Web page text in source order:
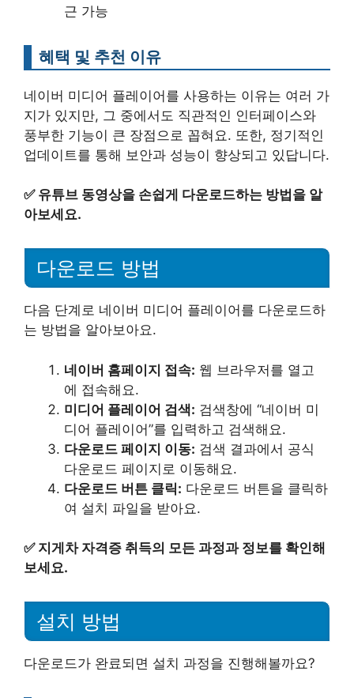
근 가능
혜택 및 추천 이유
네이버 미디어 플레이어를 사용하는 이유는 여러 가
지가 있지만, 그 중에서도 직관적인 인터페이스와
풍부한 기능이 큰 장점으로 꼽혀요. 또한, 정기적인
업데이트를 통해 보안과 성능이 향상되고 있답니다.
✅ 유튜브 동영상을 손쉽게 다운로드하는 방법을 알
아보세요.
다운로드 방법
다음 단계로 네이버 미디어 플레이어를 다운로드하
는 방법을 알아보아요.
네이버 홈페이지 접속: 웹 브라우저를 열고
에 접속해요.
미디어 플레이어 검색: 검색창에 “네이버 미
디어 플레이어”를 입력하고 검색해요.
다운로드 페이지 이동: 검색 결과에서 공식
다운로드 페이지로 이동해요.
다운로드 버튼 클릭: 다운로드 버튼을 클릭하
여 설치 파일을 받아요.
✅ 지게차 자격증 취득의 모든 과정과 정보를 확인해
보세요.
설치 방법
다운로드가 완료되면 설치 과정을 진행해볼까요?